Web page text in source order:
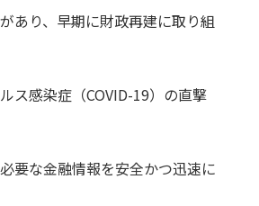
あり、早期に財政再建に取り組
ス感染症（COVID-19）の直撃
要な金融情報を安全かつ迅速に